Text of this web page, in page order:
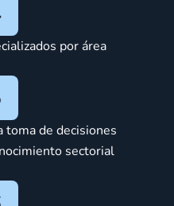
por área
toma de decisiones
sectorial